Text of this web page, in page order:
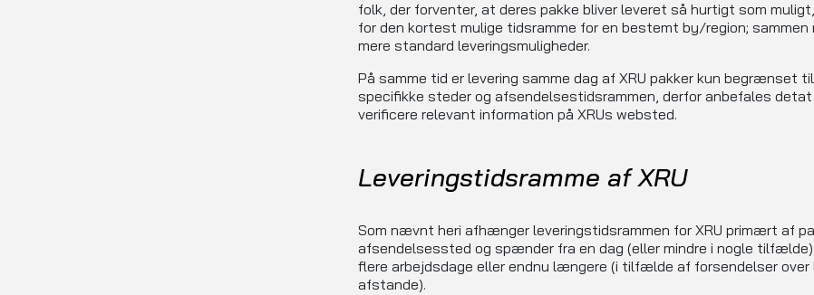
folk, der forventer, at deres pakke bliver leveret så hurtigt som
for den kortest mulige tidsramme for en bestemt by/region; sammen
mere standard leveringsmuligheder.
På samme tid er levering samme dag af XRU pakker kun begrænset til
specifikke steder og afsendelsestidsrammen, derfor anbefales detat
verificere relevant information på XRUs websted.
Leveringstidsramme af XRU
Som nævnt heri afhænger leveringstidsrammen for XRU primært af
afsendelsessted og spænder fra en dag (eller mindre i nogle
flere arbejdsdage eller endnu længere (i tilfælde af forsendelser over
afstande).